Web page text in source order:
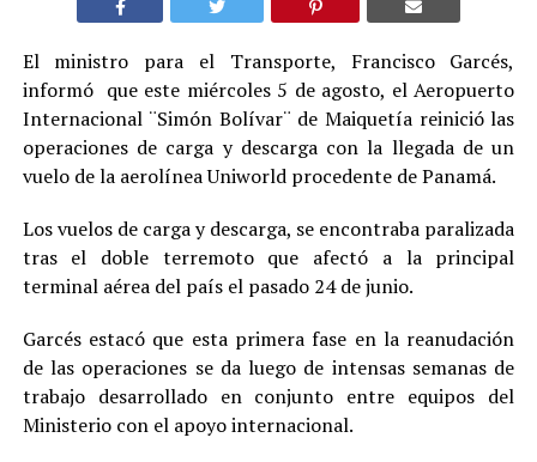
El ministro para el Transporte, Francisco Garcés,
informó que este miércoles 5 de agosto, el Aeropuerto
Internacional ¨Simón Bolívar¨ de Maiquetía reinició las
operaciones de carga y descarga con la llegada de un
vuelo de la aerolínea Uniworld procedente de Panamá.
Los vuelos de carga y descarga, se encontraba paralizada
tras el doble terremoto que afectó a la principal
terminal aérea del país el pasado 24 de junio.
Garcés estacó que esta primera fase en la reanudación
de las operaciones se da luego de intensas semanas de
trabajo desarrollado en conjunto entre equipos del
Ministerio con el apoyo internacional.